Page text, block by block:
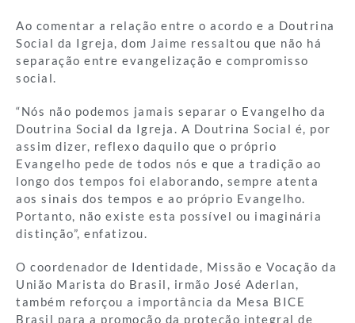
Ao comentar a relação entre o acordo e a Doutrina
Social da Igreja, dom Jaime ressaltou que não há
separação entre evangelização e compromisso
social.
“Nós não podemos jamais separar o Evangelho da
Doutrina Social da Igreja. A Doutrina Social é, por
assim dizer, reflexo daquilo que o próprio
Evangelho pede de todos nós e que a tradição ao
longo dos tempos foi elaborando, sempre atenta
aos sinais dos tempos e ao próprio Evangelho.
Portanto, não existe esta possível ou imaginária
distinção”, enfatizou.
O coordenador de Identidade, Missão e Vocação da
União Marista do Brasil, irmão José Aderlan,
também reforçou a importância da Mesa BICE
Brasil para a promoção da proteção integral de